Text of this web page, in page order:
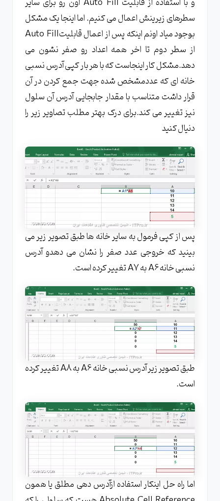
و با استفاده از قابلیت Auto Fill اون رو برای سایر
سطرهای زیرینش اعمال می کنیم. اما اینجا یک مشکل
بوجود میاد اونم اینکه پس از اعمال قابلیتAuto Fill
از سطر دوم تا اخر همه اعداد رو صفر نشون می
دهد.مشکل کار اینجاست که با هر بار کپی آدرس نسبی
خانه ای که عددمشخص شده جهت جمع کردن در آن
قرار داشت متناسب با مقدار جابجایی آدرس آن سلول
نیز تغییر می کند.برای درک بهتر مطلب تصاویر زیر را
دنیال کنید
پس از کپی فرمول به سایر خانه ها طبق تصویر زیر می
بینید که خروجی عدد صفر را نشان می دهدو آدرس
نسبی خانه A6 به A7 تغییر کرده است.
طبق تصویر زیر آدرس نسبی خانه A6 به A8 تغییر کرده
است.
اما راه حل اینکار استفاده ازآدرس دهی مطلق یا همون